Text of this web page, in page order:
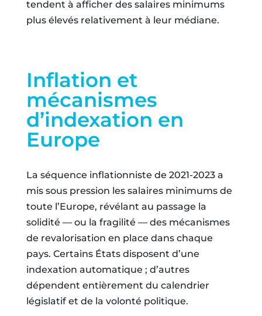
tendent à afficher des salaires minimums
plus élevés relativement à leur médiane.
Inflation et
mécanismes
d’indexation en
Europe
La séquence inflationniste de 2021-2023 a
mis sous pression les salaires minimums de
toute l’Europe, révélant au passage la
solidité — ou la fragilité — des mécanismes
de revalorisation en place dans chaque
pays. Certains États disposent d’une
indexation automatique ; d’autres
dépendent entièrement du calendrier
législatif et de la volonté politique.